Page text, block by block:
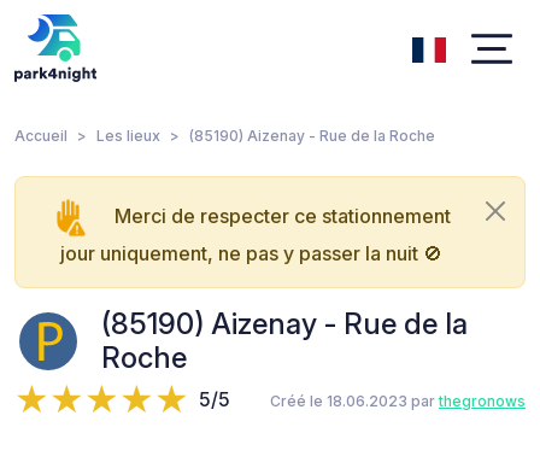
Accueil Les lieux (85190) Aizenay - Rue de la Roche
Merci de respecter ce stationnement
jour uniquement, ne pas y passer la nuit 🚫
(85190) Aizenay - Rue de la
Roche
5/5 Créé le 18.06.2023 parthegronows